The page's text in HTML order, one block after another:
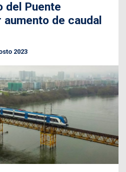
del Puente
de caudal
2023